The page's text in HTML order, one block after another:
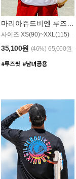
사이즈 XS(90)~XXL(115)
35,100원 (46%) 65,000원